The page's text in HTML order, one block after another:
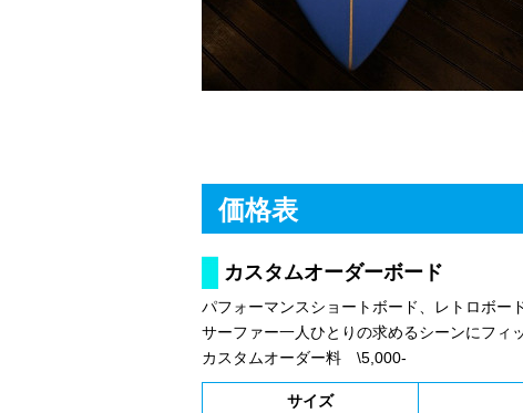
価格表
カスタムオーダーボード
パフォーマンスショートボード、レトロボー
サーファー一人ひとりの求めるシーンにフィ
カスタムオーダー料 \5,000-
サイズ